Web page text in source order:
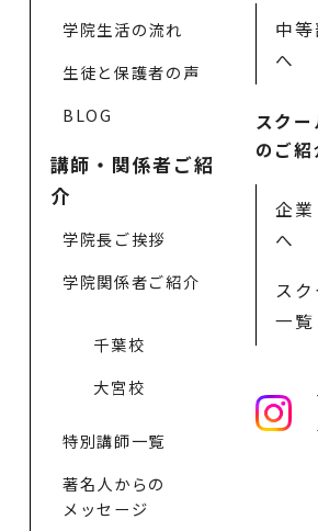
学院生活の流れ
生徒と保護者の声
BLOG
講師・関係者ご紹
介
学院長ご挨拶
学院関係者ご紹介
千葉校
大宮校
特別講師一覧
著名人からの
メッセージ
中
へ
スク
のご紹
企
へ
ス
一覧